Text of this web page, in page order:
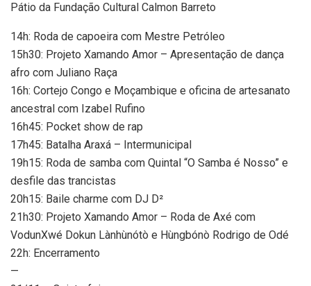
Pátio da Fundação Cultural Calmon Barreto
14h: Roda de capoeira com Mestre Petróleo
15h30: Projeto Xamando Amor – Apresentação de dança
afro com Juliano Raça
16h: Cortejo Congo e Moçambique e oficina de artesanato
ancestral com Izabel Rufino
16h45: Pocket show de rap
17h45: Batalha Araxá – Intermunicipal
19h15: Roda de samba com Quintal “O Samba é Nosso” e
desfile das trancistas
20h15: Baile charme com DJ D²
21h30: Projeto Xamando Amor – Roda de Axé com
VodunXwé Dokun Lànhùnótò e Hùngbónò Rodrigo de Odé
22h: Encerramento
—